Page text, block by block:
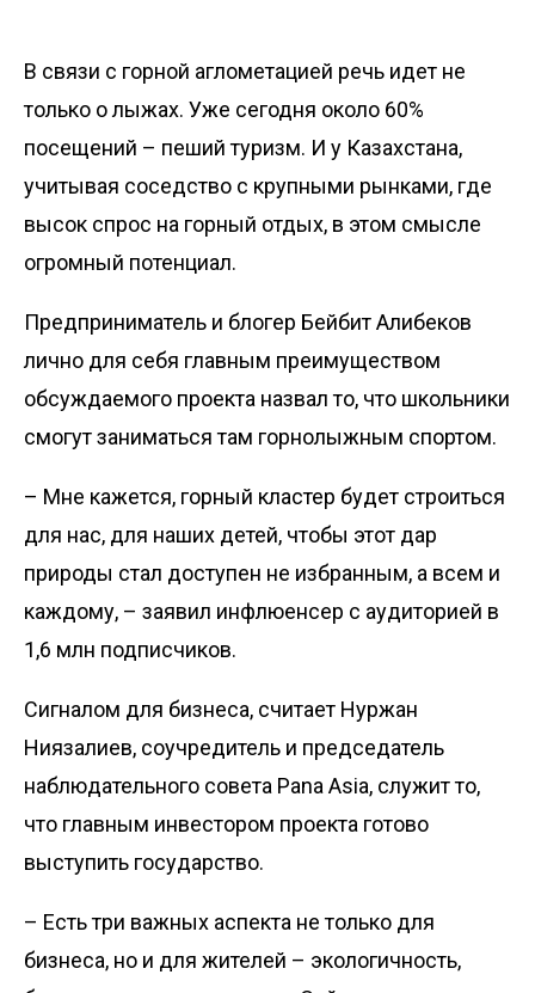
В связи с горной аглометацией речь идет не
только о лыжах. Уже сегодня около 60%
посещений – пеший туризм. И у Казахстана,
учитывая соседство с крупными рынками, где
высок спрос на горный отдых, в этом смысле
огромный потенциал.
Предприниматель и блогер Бейбит Алибеков
лично для себя главным преимуществом
обсуждаемого проекта назвал то, что школьники
смогут заниматься там горнолыжным спортом.
– Мне кажется, горный клас­тер будет строиться
для нас, для наших детей, чтобы этот дар
природы стал доступен не избранным, а всем и
каждому, – заявил инфлюенсер с аудиторией в
1,6 млн подписчиков.
Сигналом для бизнеса, считает Нуржан
Ниязалиев, соучредитель и председатель
наблюдательного совета Pana Asia, служит то,
что главным инвестором проекта готово
выступить государство.
– Есть три важных аспекта не только для
бизнеса, но и для жителей – экологичность,